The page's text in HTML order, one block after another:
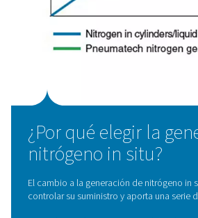
póngase en